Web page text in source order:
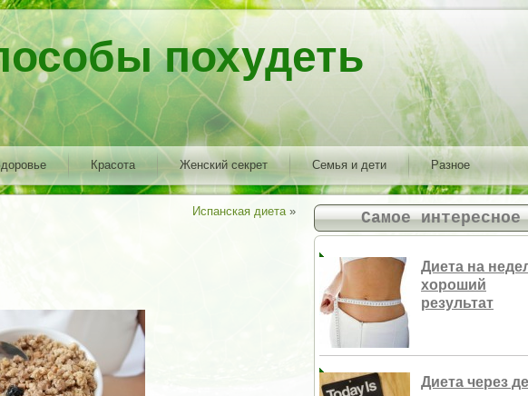
похудеть
Красота Женский секрет Семья и дети Разное
Испанская диета» Самое интересное
Диета на
хороший
результат
Диета через